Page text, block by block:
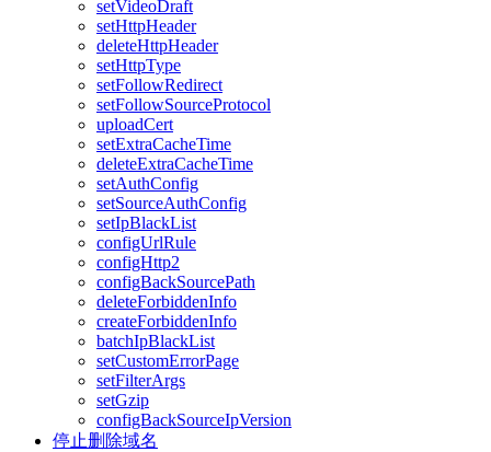
setVideoDraft
setHttpHeader
deleteHttpHeader
setHttpType
setFollowRedirect
setFollowSourceProtocol
uploadCert
setExtraCacheTime
deleteExtraCacheTime
setAuthConfig
setSourceAuthConfig
setIpBlackList
configUrlRule
configHttp2
configBackSourcePath
deleteForbiddenInfo
createForbiddenInfo
batchIpBlackList
setCustomErrorPage
setFilterArgs
setGzip
configBackSourceIpVersion
停止删除域名